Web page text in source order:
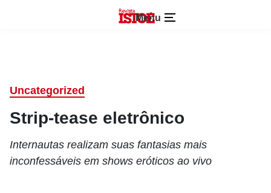
Menu
Uncategorized
Strip-tease eletrônico
Internautas realizam suas fantasias mais
inconfessáveis em shows eróticos ao vivo